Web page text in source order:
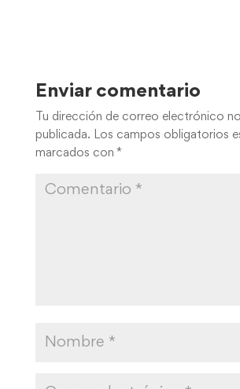
Enviar comentario
Tu dirección de correo electrónico
publicada. Los campos obligatorios
marcados con *